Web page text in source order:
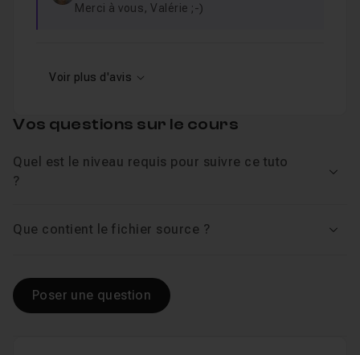
Merci à vous, Valérie ;-)
Voir plus d'avis
Vos questions sur le cours
Quel est le niveau requis pour suivre ce tuto
?
Que contient le fichier source ?
Poser une question